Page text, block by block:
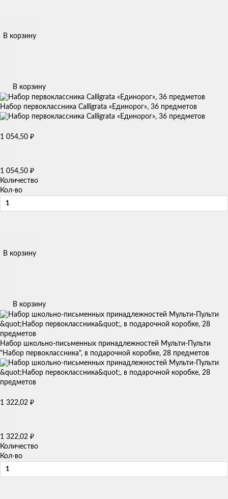
В корзину
В корзину
Набор первоклассника Calligrata «Единорог», 36 предметов
1 054,50 ₽
1 054,50 ₽
Количество
Кол-во
В корзину
В корзину
Набор школьно-письменных принадлежностей Мульти-Пульти
"Набор первоклассника", в подарочной коробке, 28 предметов
1 322,02 ₽
1 322,02 ₽
Количество
Кол-во